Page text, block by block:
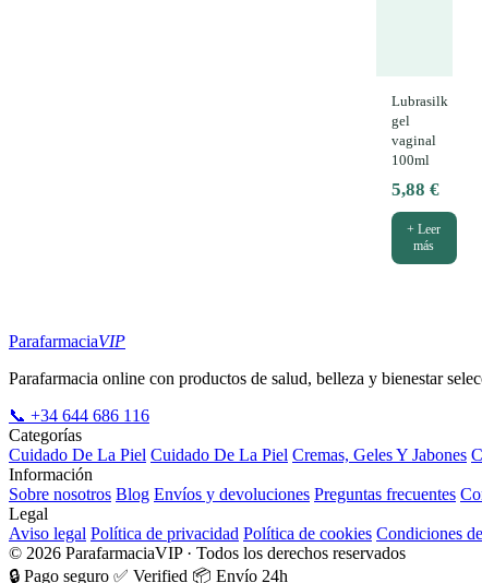
Lubrasilk
gel
vaginal
100ml
5,88 €
+ Leer
más
ParafarmaciaVIP
Parafarmacia online con productos de salud, belleza y bienestar
📞 +34 644 686 116
Categorías
Cuidado De La Piel Cuidado De La Piel Cremas, Geles Y Jabones
Información
Sobre nosotros Blog Envíos y devoluciones Preguntas frecuentes
Legal
Aviso legal Política de privacidad Política de cookies Condiciones
© 2026 ParafarmaciaVIP · Todos los derechos reservados
🔒 Pago seguro ✅ Verified 📦 Envío 24h